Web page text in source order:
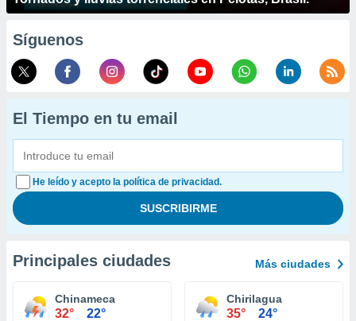
Síguenos
El Tiempo en tu email
He leído y acepto la política de privacidad.
Principales ciudades Más ciudades
Chinameca
32° 22°
Chirilagua
35° 24°